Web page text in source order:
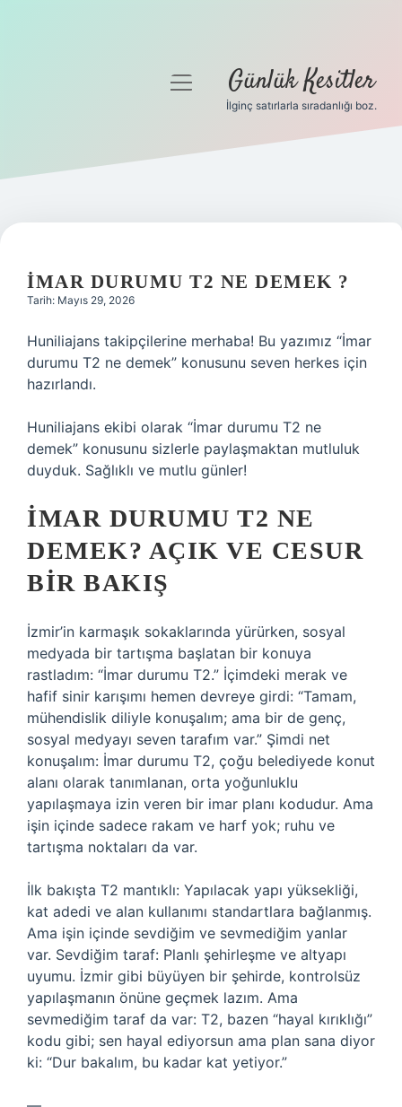
Hakkımızda
Yasal Uyarı
menüyü
Günlük Kesitler
İlginç satırlarla sıradanlığı boz.
İMAR DURUMU T2 NE DEMEK ?
Tarih: Mayıs 29, 2026
Huniliajans takipçilerine merhaba! Bu yazımız “İmar
durumu T2 ne demek” konusunu seven herkes için
hazırlandı.
Huniliajans ekibi olarak “İmar durumu T2 ne
demek” konusunu sizlerle paylaşmaktan mutluluk
duyduk. Sağlıklı ve mutlu günler!
İMAR DURUMU T2 NE
DEMEK? AÇIK VE CESUR
BIR BAKIŞ
İzmir’in karmaşık sokaklarında yürürken, sosyal
medyada bir tartışma başlatan bir konuya
rastladım: “İmar durumu T2.” İçimdeki merak ve
hafif sinir karışımı hemen devreye girdi: “Tamam,
mühendislik diliyle konuşalım; ama bir de genç,
sosyal medyayı seven tarafım var.” Şimdi net
konuşalım: İmar durumu T2, çoğu belediyede konut
alanı olarak tanımlanan, orta yoğunluklu
yapılaşmaya izin veren bir imar planı kodudur. Ama
işin içinde sadece rakam ve harf yok; ruhu ve
tartışma noktaları da var.
İlk bakışta T2 mantıklı: Yapılacak yapı yüksekliği,
kat adedi ve alan kullanımı standartlara bağlanmış.
Ama işin içinde sevdiğim ve sevmediğim yanlar
var. Sevdiğim taraf: Planlı şehirleşme ve altyapı
uyumu. İzmir gibi büyüyen bir şehirde, kontrolsüz
yapılaşmanın önüne geçmek lazım. Ama
sevmediğim taraf da var: T2, bazen “hayal kırıklığı”
kodu gibi; sen hayal ediyorsun ama plan sana diyor
ki: “Dur bakalım, bu kadar kat yetiyor.”